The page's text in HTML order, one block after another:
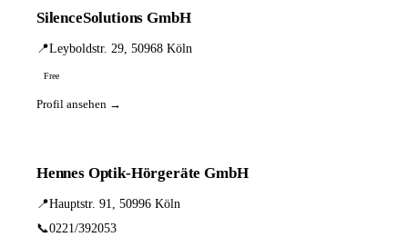
SilenceSolutions GmbH
📍Leyboldstr. 29, 50968 Köln
Free
Profil ansehen →
Hennes Optik-Hörgeräte GmbH
📍Hauptstr. 91, 50996 Köln
📞0221/392053